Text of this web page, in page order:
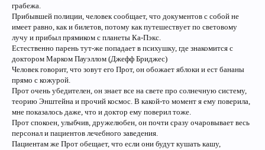
грабежа.
Прибывшей полиции, человек сообщает, что документов с собой не
имеет равно, как и билетов, потому как путешествует по световому
лучу и прибыл прямиком с планеты Ка-Пэкс.
Естественно парень тут-же попадает в психушку, где знакомится с
доктором Марком Пауэллом (Джефф Бриджес)
Человек говорит, что зовут его Прот, он обожает яблоки и ест бананы
прямо с кожурой.
Прот очень убедителен, он знает все на свете про солнечную систему,
теорию Энштейна и прочий космос. В какой-то момент я ему поверила,
мне показалось даже, что и доктор ему поверил тоже.
Прот спокоен, улыбчив, дружелюбен, он почти сразу очаровывает весь
персонал и пациентов лечебного заведения.
Пациентам же Прот обещает, что если они будут кушать кашу,